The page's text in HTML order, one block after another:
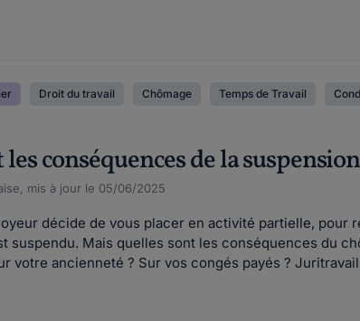
Droit du travail Chômage Temps de Travail
conséquences de la
mis à jour le 05/06/2025
décide de vous placer en activité partielle,
suspendu. Mais quelles sont les conséquences du
votre ancienneté ? Sur vos congés payés ?